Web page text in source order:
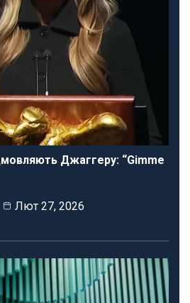
Джаггеру: “Gimme
Лют 27, 2026